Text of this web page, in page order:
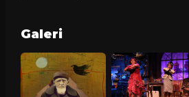
Galeri